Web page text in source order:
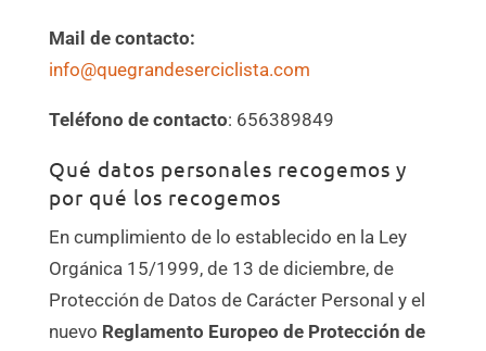
Mail de contacto:
info@quegrandeserciclista.com
Teléfono de contacto: 656389849
Qué datos personales recogemos y
por qué los recogemos
En cumplimiento de lo establecido en la Ley
Orgánica 15/1999, de 13 de diciembre, de
Protección de Datos de Carácter Personal y el
nuevo Reglamento Europeo de Protección de